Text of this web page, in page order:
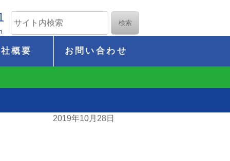
概要 お問い合わせ
2019年10月28日